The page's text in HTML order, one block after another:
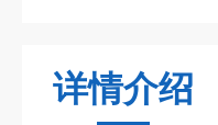
详情介绍